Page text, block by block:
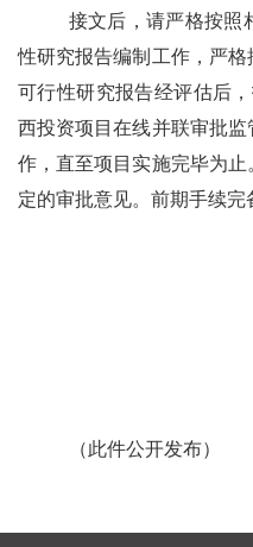
接文后，请严格按照
性研究报告编制工作，严
可行性研究报告经评估后
西投资项目在线并联审批
作，直至项目实施完毕为
定的审批意见。前期手续完
（此件公开发布）